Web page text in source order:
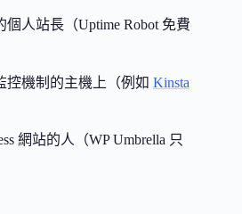
人站長（Uptime Robot 免費
控機制的主機上（例如 Kinsta
網站的人（WP Umbrella 只